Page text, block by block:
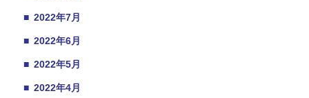
■ 2022年7月
■ 2022年6月
■ 2022年5月
■ 2022年4月